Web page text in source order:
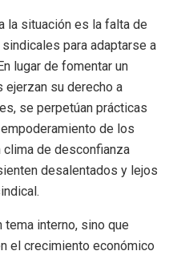
la situación es la falta de
para adaptarse a
lugar de fomentar un
su derecho a
se perpetúan prácticas
de los
de desconfianza
desalentados y lejos
interno, sino que
el crecimiento económico